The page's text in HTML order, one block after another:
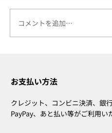
コメントを追加…
お支払い方法
クレジット、コンビニ決済、銀
PayPay、あと払い等がご利用い